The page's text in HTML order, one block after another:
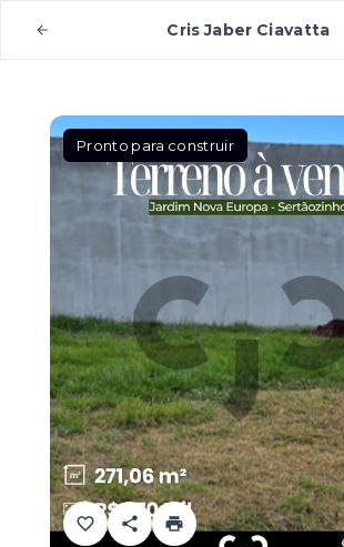
Cris Jaber Ciavatta
Pronto para construir